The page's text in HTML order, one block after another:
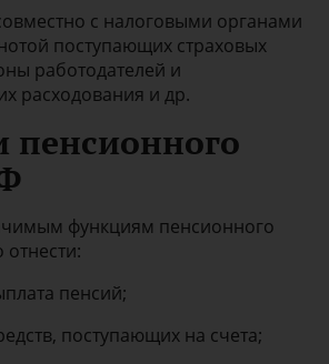
с налоговыми органами
поступающих страховых
работодателей и
расходования и др.
функциям пенсионного
пенсий;
поступающих на счета;